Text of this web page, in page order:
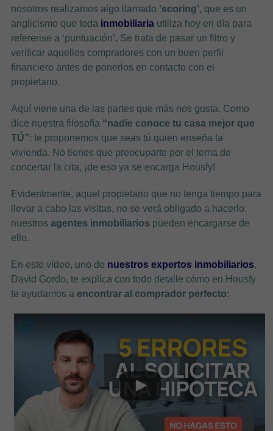
nosotros realizamos algo llamado ‘scoring’, que es un
anglicismo que toda inmobiliariautiliza hoy en día para
refererise a ‘puntuación’. Se trata de pasar un filtro y
verificar aquellos compradores con un buen perfil
financiero antes de ponerlos en contacto con el
propietario.
Aquí viene una de las partes que más nos gusta. Como
dice nuestra filosofía “nadie conoce tu casa mejor que
TÚ”: te proponemos que seas tú quien enseña la
vivienda. No tienes que preocuparte por el tema de
concertar la cita, ¡de eso ya se encarga Housfy!
Evidentmente, aquel propietario que no tenga tiempo para
llevar a cabo las visitas, no se verá obligado a hacerlo:
nuestros agentes inmobiliarios pueden encargarse de
ello.
En este vídeo, uno de nuestros expertos inmobiliarios,
David Gordo, te explica con todo detalle cómo en Housfy
te ayudamos a encontrar al comprador perfecto: